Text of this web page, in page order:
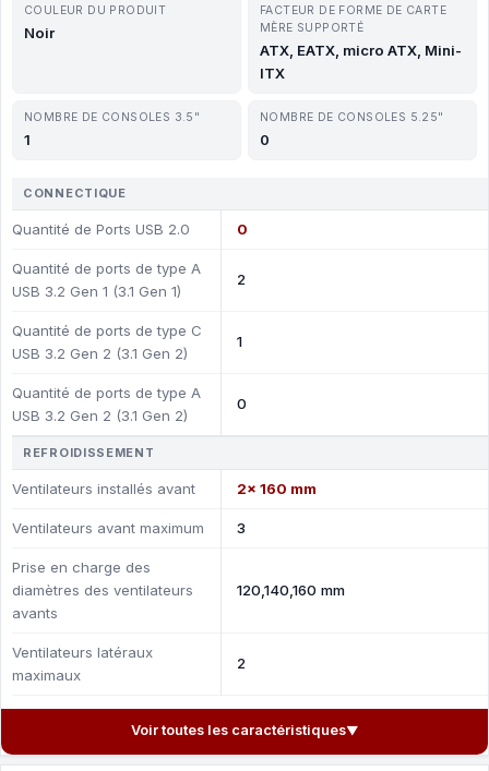
COULEUR DU PRODUIT
Noir
FACTEUR DE FORME DE CARTE
MÈRE SUPPORTÉ
ATX, EATX, micro ATX, Mini-
ITX
NOMBRE DE CONSOLES 3.5"
1
NOMBRE DE CONSOLES 5.25"
0
CONNECTIQUE
Quantité de Ports USB 2.0 0
Quantité de ports de type A
USB 3.2 Gen 1 (3.1 Gen 1)
2
Quantité de ports de type C
USB 3.2 Gen 2 (3.1 Gen 2)
1
Quantité de ports de type A
USB 3.2 Gen 2 (3.1 Gen 2)
0
REFROIDISSEMENT
Ventilateurs installés avant 2x 160 mm
Ventilateurs avant maximum 3
Prise en charge des
diamètres des ventilateurs
avants
120,140,160 mm
Ventilateurs latéraux
maximaux
2
Voir toutes les caractéristiques▼